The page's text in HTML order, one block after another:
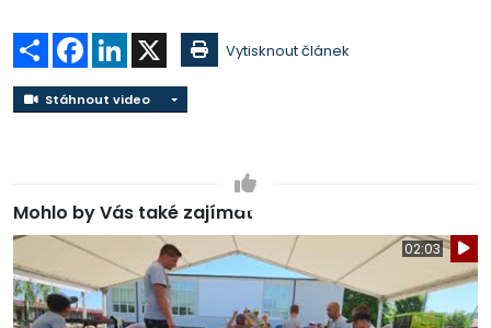
Sdílet Facebook
LinkedIn Vytisknout článek
Stáhnout video Stáhnout video
Mohlo by Vás také zajímat
02:03